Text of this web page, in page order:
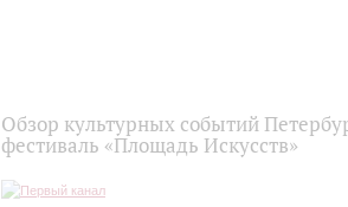
Обзор культурных событий
фестиваль «Площадь Искусств»